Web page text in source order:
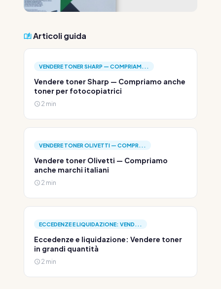
Articoli guida
VENDERE TONER SHARP — COMPRIAM...
Vendere toner Sharp — Compriamo anche
toner per fotocopiatrici
2 min
VENDERE TONER OLIVETTI — COMPR...
Vendere toner Olivetti — Compriamo
anche marchi italiani
2 min
ECCEDENZE E LIQUIDAZIONE: VEND...
Eccedenze e liquidazione: Vendere toner
in grandi quantità
2 min